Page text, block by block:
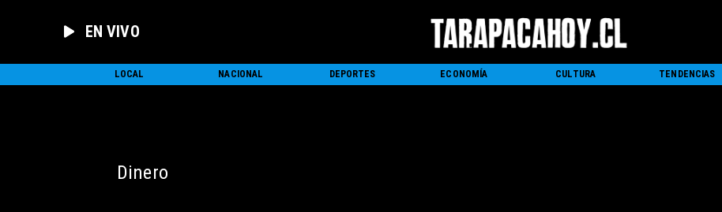
EN VIVO
LOCAL NACIONAL DEPORTES ECONOMÍA CULTURA TENDENCIAS
Dinero